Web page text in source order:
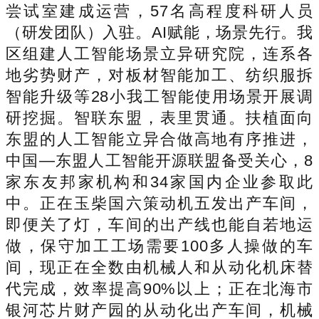
尝试室建成运营，57名高程度科研人员
（研发团队）入驻。AI赋能，场景先行。我
区组建人工智能场景立异研究院，连系各
地劣势财产，对板材智能加工、纺织服拆
智能升级等28小我工智能使用场景开展调
研挖掘。智联东盟，表里贯通。扶植面向
东盟的人工智能立异合做高地有序推进，
中国—东盟人工智能开源联盟备受关心，8
家东友邦家机构和34家国内企业参取此
中。正在玉柴国六策动机五发出产车间，
即便关了灯，车间的出产线也能自若地运
做，保守加工工场需要100多人操做的车
间，现正在全数由机械人和从动化机床替
代完成，效率提高90%以上；正在北海市
银河芯片财产园的从动化出产车间，机械